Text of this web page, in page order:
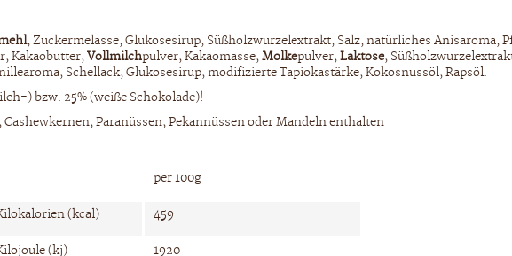
, Zuckermelasse, Glukosesirup, Süßholzwurzelextrakt, Salz, natürliches Anisaroma,
Kakaobutter,Vollmilchpulver, Kakaomasse,Molkepulver,Laktose,
Schellack, Glukosesirup, modifizierte Tapiokastärke, Kokosnussöl, Rapsöl.
) bzw. 25% (weiße Schokolade)!
Paranüssen, Pekannüssen oder Mandeln enthalten
per 100g
(kcal) 459
(kj) 1920